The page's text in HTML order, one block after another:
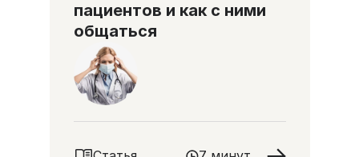
пациентов и как с ними
общаться